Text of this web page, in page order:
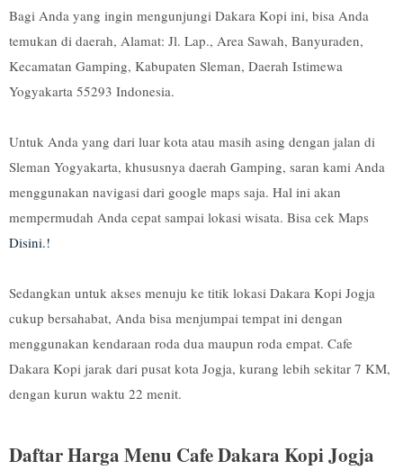
Bagi Anda yang ingin mengunjungi Dakara Kopi ini, bisa Anda
temukan di daerah, Alamat: Jl. Lap., Area Sawah, Banyuraden,
Kecamatan Gamping, Kabupaten Sleman, Daerah Istimewa
Yogyakarta 55293 Indonesia.
Untuk Anda yang dari luar kota atau masih asing dengan jalan di
Sleman Yogyakarta, khususnya daerah Gamping, saran kami Anda
menggunakan navigasi dari google maps saja. Hal ini akan
mempermudah Anda cepat sampai lokasi wisata. Bisa cek Maps
Disini.!
Sedangkan untuk akses menuju ke titik lokasi Dakara Kopi Jogja
cukup bersahabat, Anda bisa menjumpai tempat ini dengan
menggunakan kendaraan roda dua maupun roda empat. Cafe
Dakara Kopi jarak dari pusat kota Jogja, kurang lebih sekitar 7 KM,
dengan kurun waktu 22 menit.
Daftar Harga Menu Cafe Dakara Kopi Jogja